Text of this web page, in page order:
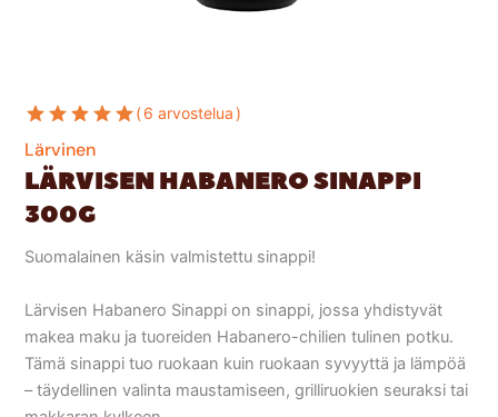
6 arvostelua
Lärvinen
LÄRVISEN HABANERO SINAPPI
300G
Suomalainen käsin valmistettu sinappi!
Lärvisen Habanero Sinappi on sinappi, jossa yhdistyvät
makea maku ja tuoreiden Habanero-chilien tulinen potku.
Tämä sinappi tuo ruokaan kuin ruokaan syvyyttä ja lämpöä
– täydellinen valinta maustamiseen, grilliruokien seuraksi tai